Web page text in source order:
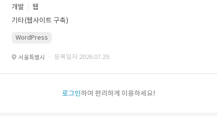
개발
웹
기타(웹사이트 구축)
WordPress
서울특별시 · 등록일자 2026.07.29.
로그인하여 편리하게 이용하세요!